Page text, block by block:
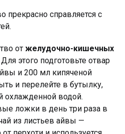
прекрасно справляется с
от желудочно-кишечных
Для этого подготовьте отвар
и 200 мл кипяченой
и перелейте в бутылку,
охлажденной водой.
ложки в день три раза в
из листьев айвы —